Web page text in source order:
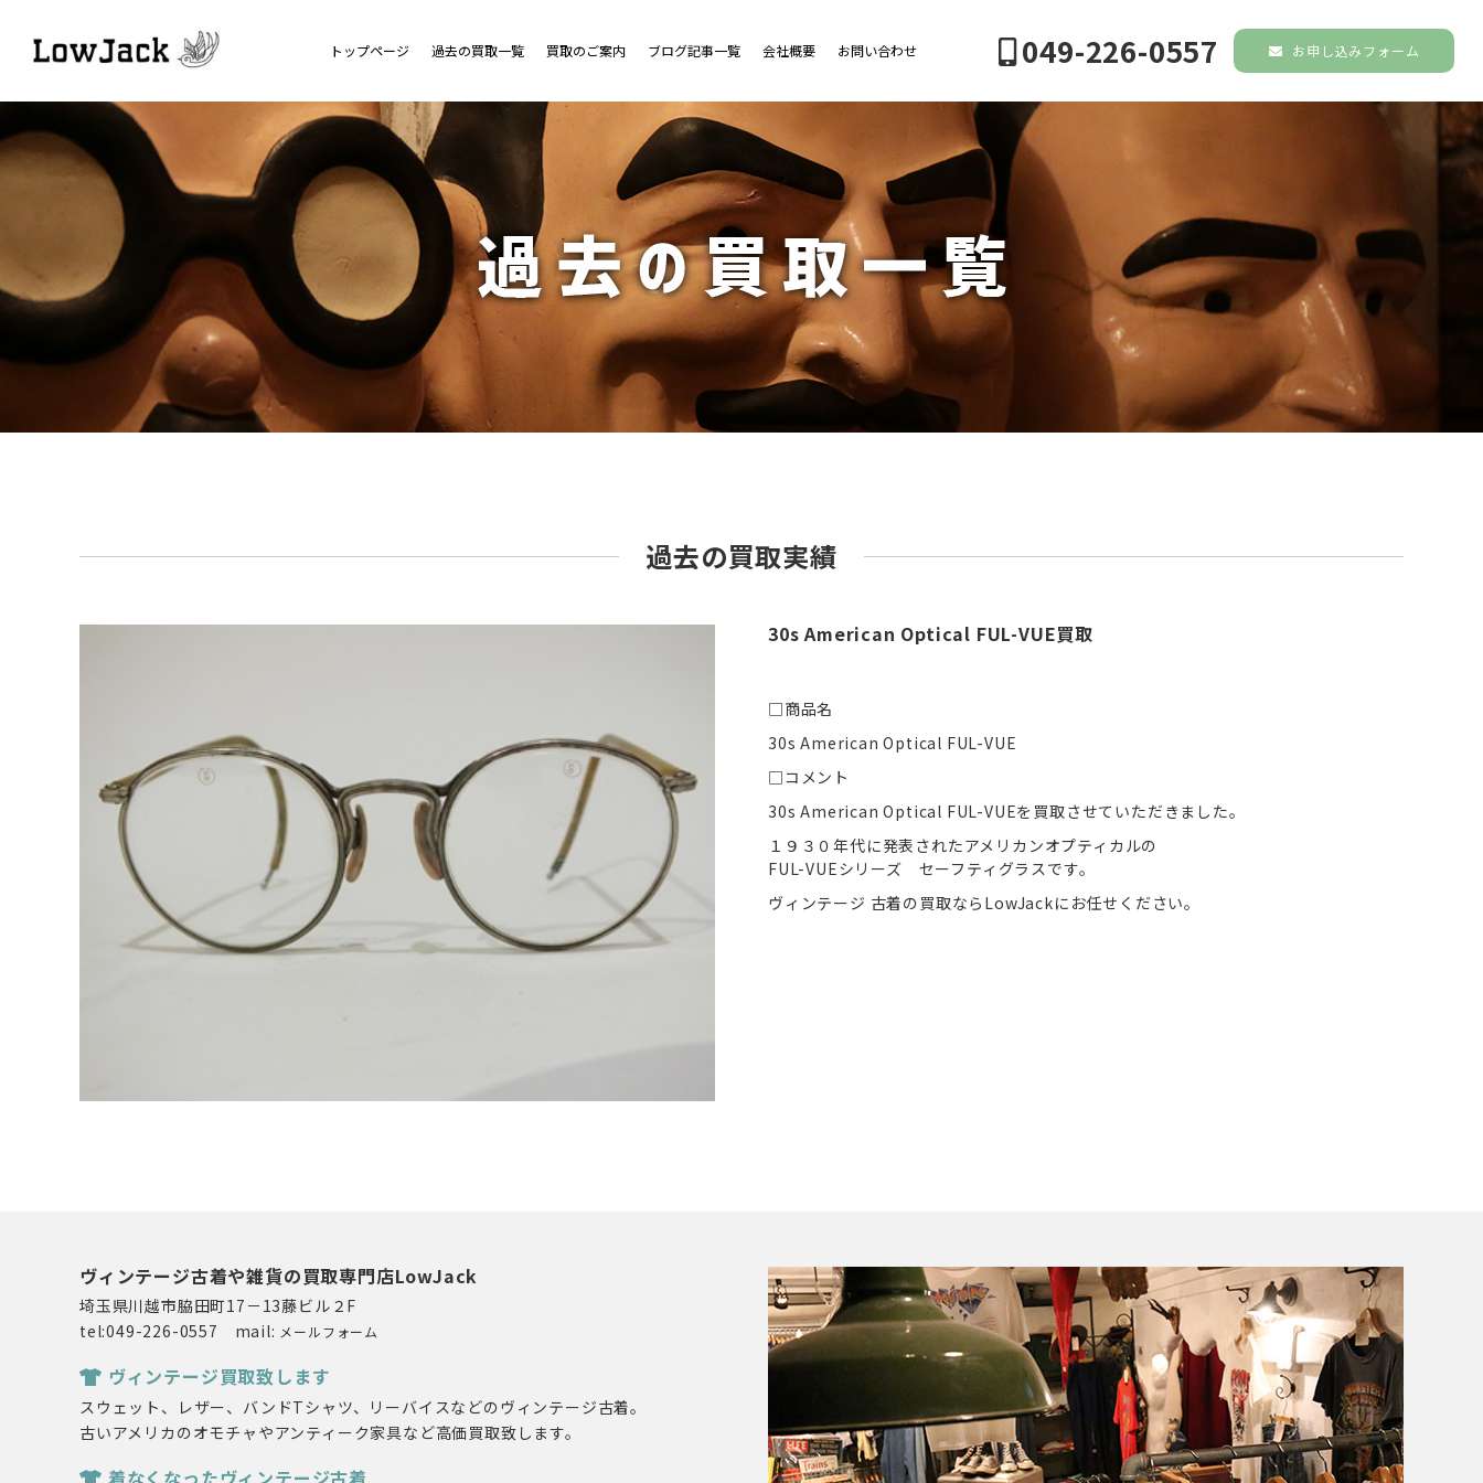
トップページ 過去の買取一覧 買取のご案内 ブログ記事一覧 会社概要 お問い合わせ 049-226-0557 お申し込みフォーム
過去の買取実績
30s American Optical FUL-VUE買取
□商品名
30s American Optical FUL-VUE
□コメント
30s American Optical FUL-VUEを買取させていただきました。
１９３０年代に発表されたアメリカンオプティカルの
FUL-VUEシリーズ セーフティグラスです。
ヴィンテージ 古着の買取ならLowJackにお任せください。
ヴィンテージ古着や雑貨の買取専門店LowJack
埼玉県川越市脇田町17－13藤ビル２F
tel:049-226-0557 mail: メールフォーム
ヴィンテージ買取致します
スウェット、レザー、バンドTシャツ、リーバイスなどのヴィンテージ古着。
古いアメリカのオモチャやアンティーク家具など高価買取致します。
着なくなったヴィンテージ古着